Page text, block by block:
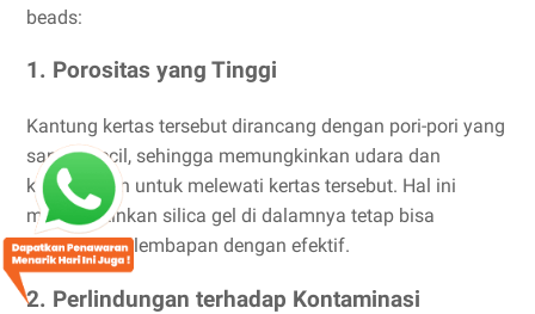
beads:
1. Porositas yang Tinggi
Kantung kertas tersebut dirancang dengan pori-pori yang
sangat kecil, sehingga memungkinkan udara dan
kelembapan untuk melewati kertas tersebut. Hal ini
memungkinkan silica gel di dalamnya tetap bisa
menyerap kelembapan dengan efektif.
2. Perlindungan terhadap Kontaminasi